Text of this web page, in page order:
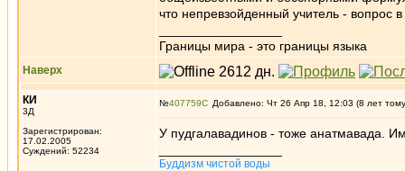
что непревзойденный учитель - вопрос
Границы мира - это границы языка
Наверх
КИ
3Д
Зарегистрирован:
17.02.2005
Суждений: 52234
№407759 Добавлено: Чт 26 Апр 18, 12:03 (8 лет
У пудгалавадинов - тоже анатмавада.
Буддизм чистой воды